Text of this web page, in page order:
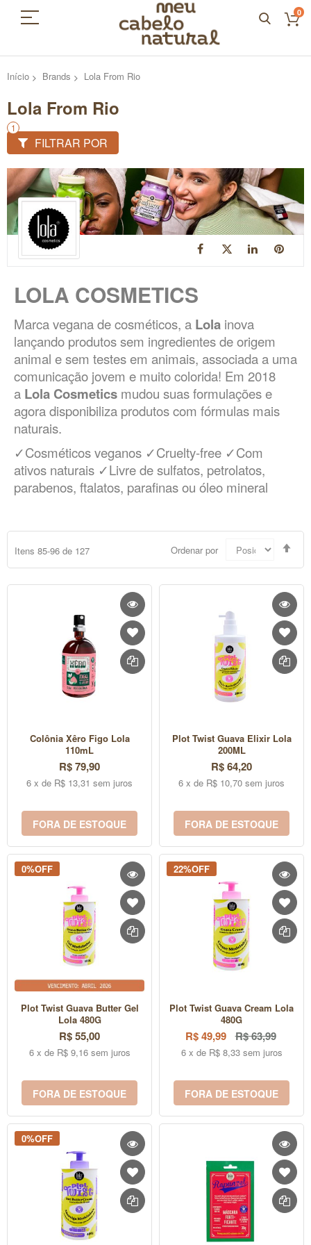
0
Início Brands Lola From Rio
Lola From Rio
LOLA COSMETICS
Marca vegana de cosméticos, a Lola inova
lançando produtos sem ingredientes de origem
animal e sem testes em animais, associada a uma
comunicação jovem e muito colorida! Em 2018
a Lola Cosmetics mudou suas formulações e
agora disponibiliza produtos com fórmulas mais
naturais.
✓Cosméticos veganos ✓Cruelty-free ✓Com
ativos naturais ✓Livre de sulfatos, petrolatos,
parabenos, ftalatos, parafinas ou óleo mineral
Itens 85-96 de 127 Ordenar por
Colônia Xêro Figo Lola
110mL
R$ 79,90
6 x de R$ 13,31 sem juros
FORA DE ESTOQUE
Plot Twist Guava Elixir Lola
200ML
R$ 64,20
6 x de R$ 10,70 sem juros
FORA DE ESTOQUE
0%OFF
Plot Twist Guava Butter Gel
Lola 480G
R$ 55,00
6 x de R$ 9,16 sem juros
FORA DE ESTOQUE
22%OFF
Plot Twist Guava Cream Lola
480G
R$ 49,99 R$ 63,99
6 x de R$ 8,33 sem juros
FORA DE ESTOQUE
0%OFF
FILTRAR POR